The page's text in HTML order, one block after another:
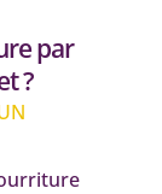
par
?